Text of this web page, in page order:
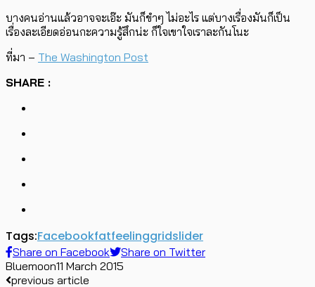
บางคนอ่านแล้วอาจจะเอ๊ะ มันก็ขำๆ ไม่อะไร แต่บางเรื่องมันก็เป็น
เรื่องละเอียดอ่อนกะความรู้สึกน่ะ ก็ใจเขาใจเราละกันโนะ
ที่มา – The Washington Post
SHARE :
Tags:Facebookfatfeelinggridslider
Share on Facebook
Share on Twitter
Bluemoon11 March 2015
previous article